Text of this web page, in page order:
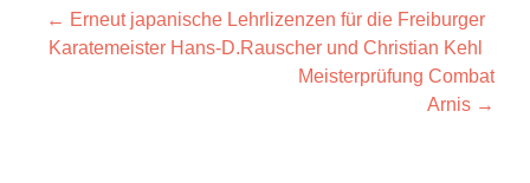
Artikel-
Navigation
← Erneut japanische Lehrlizenzen für die Freiburger
Karatemeister Hans-D.Rauscher und Christian Kehl
Meisterprüfung Combat
Arnis →